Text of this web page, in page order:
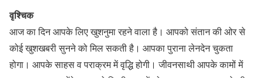
वृश्चिक
आज का दिन आपके लिए खुशनुमा रहने वाला है। आपको संतान की ओर से
कोई खुशखबरी सुनने को मिल सकती है। आपका पुराना लेनदेन चुकता
होगा। आपके साहस व पराक्रम में वृद्धि होगी। जीवनसाथी आपके कामों में